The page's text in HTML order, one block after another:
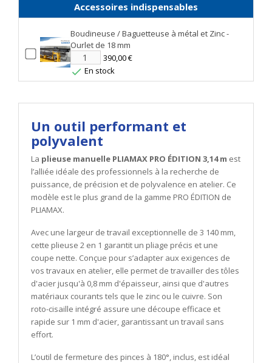
Accessoires indispensables
Boudineuse / Baguetteuse à métal et Zinc -
Ourlet de 18 mm
390,00 €
 En stock
Un outil performant et
polyvalent
La plieuse manuelle PLIAMAX PRO ÉDITION 3,14 m est
l’alliée idéale des professionnels à la recherche de
puissance, de précision et de polyvalence en atelier. Ce
modèle est le plus grand de la gamme PRO ÉDITION de
PLIAMAX.
Avec une largeur de travail exceptionnelle de 3 140 mm,
cette plieuse 2 en 1 garantit un pliage précis et une
coupe nette. Conçue pour s’adapter aux exigences de
vos travaux en atelier, elle permet de travailler des tôles
d'acier jusqu'à 0,8 mm d'épaisseur, ainsi que d'autres
matériaux courants tels que le zinc ou le cuivre. Son
roto-cisaille intégré assure une découpe efficace et
rapide sur 1 mm d'acier, garantissant un travail sans
effort.
L’outil de fermeture des pinces à 180°, inclus, est idéal